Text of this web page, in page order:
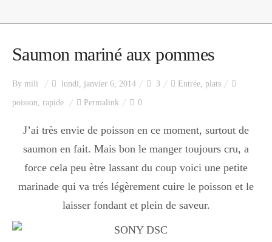
A propos
Index des recettes
Catégories
Apéro
Entrée
Saumon mariné aux pommes
By mili lundi, janvier 6, 2014 3 Entrée, plats
poisson, rapide Permalink 0
J’ai très envie de poisson en ce moment, surtout de
saumon en fait. Mais bon le manger toujours cru, a
force cela peu ètre lassant du coup voici une petite
marinade qui va trés légèrement cuire le poisson et le
laisser fondant et plein de saveur.